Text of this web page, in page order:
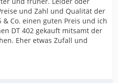
und Zahl und Qualität der
Co. einen guten Preis und ich
DT 402 gekauft mitsamt der
Eher etwas Zufall und